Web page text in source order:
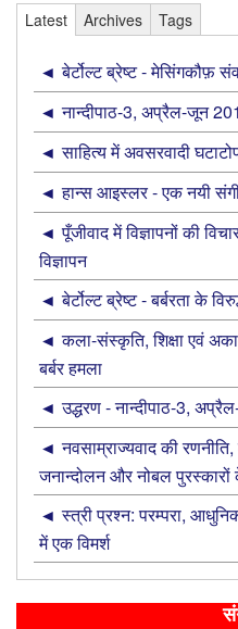
Latest
बेर्टोल्ट ब्रेष्ट - मेसिंगकौफ़
नान्‍दीपाठ-3, अप्रैल-जून
साहित्य में अवसरवादी
हान्स आइस्लर - एक नयी
पूँजीवाद में विज्ञापनों की
विज्ञापन
बेर्टोल्ट ब्रेष्ट - बर्बरता के
कला-संस्कृति, शिक्षा एवं
बर्बर हमला
उद्धरण - नान्‍दीपाठ-3,
नवसाम्राज्यवाद की
जनान्दोलन और नोबल पुरस्कारों
स्त्री प्रश्न: परम्परा,
में एक विमर्श
Archives Tags